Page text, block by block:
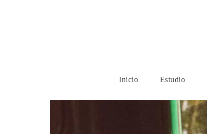
Inicio Estudio